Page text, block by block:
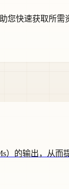
快速获取所
的输出，从